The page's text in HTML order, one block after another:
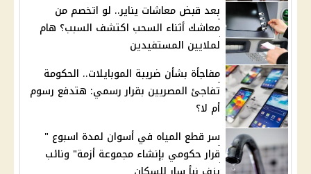
بعد قبض معاشات يناير.. لو اتخصم من
معاشك أثناء السحب اكتشف السبب؟ هام
لملايين المستفيدين
مفاجأة بشأن ضريبة الموبايلات.. الحكومة
تفاجئ المصريين بقرار رسمي: هتدفع رسوم
أم لا؟
سر قطع المياه في أسوان لمدة اسبوع "
قرار حكومي بإنشاء مجموعة أزمة" ونائب